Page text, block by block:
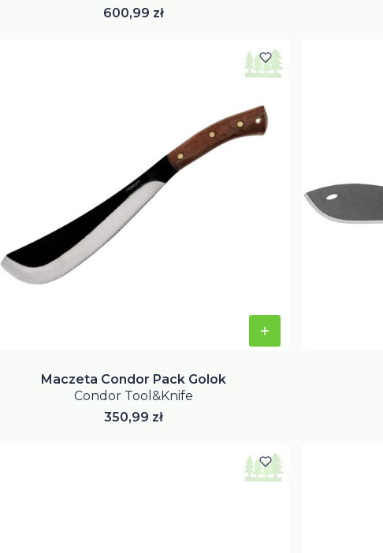
Cena
600,99 zł
Maczeta Condor Pack Golok
Condor Tool&Knife
Cena
350,99 zł